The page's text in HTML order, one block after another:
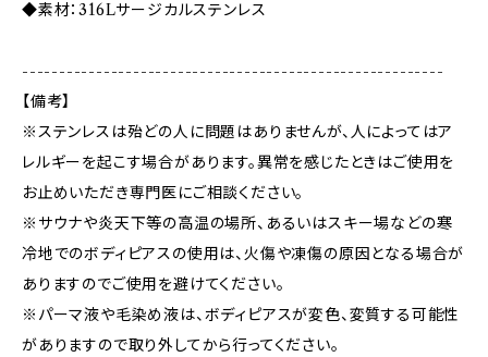
◆素材：316Lサージカルステンレス
---------------------------------------------------------
【備考】
※ステンレスは殆どの人に問題はありませんが、人によってはア
レルギーを起こす場合があります。異常を感じたときはご使用を
お止めいただき専門医にご相談ください。
※サウナや炎天下等の高温の場所、あるいはスキー場などの寒
冷地でのボディピアスの使用は、火傷や凍傷の原因となる場合が
ありますのでご使用を避けてください。
※パーマ液や毛染め液は、ボディピアスが変色、変質する可能性
がありますので取り外してから行ってください。